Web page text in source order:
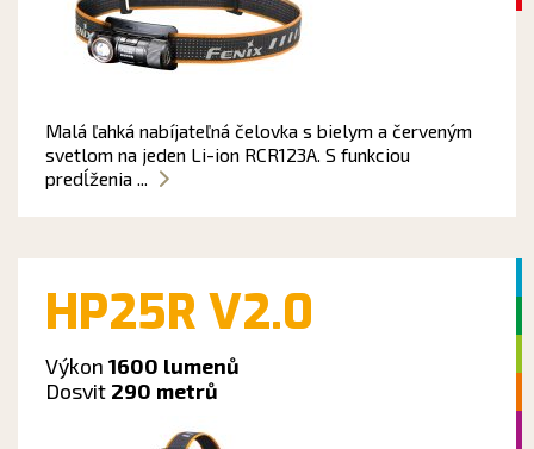
Malá ľahká nabíjateľná čelovka s bielym a červeným
svetlom na jeden Li-ion RCR123A. S funkciou
predĺženia ...
HP25R V2.0
Výkon 1600 lumenů
Dosvit 290 metrů